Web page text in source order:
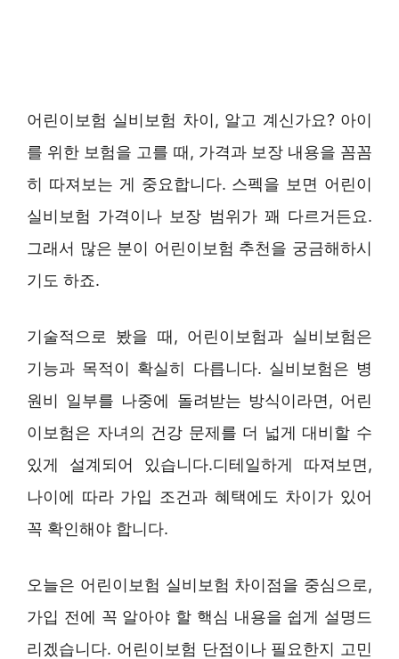
어린이보험 실비보험 차이, 알고 계신가요? 아이
를 위한 보험을 고를 때, 가격과 보장 내용을 꼼꼼
히 따져보는 게 중요합니다. 스펙을 보면 어린이
실비보험 가격이나 보장 범위가 꽤 다르거든요.
그래서 많은 분이 어린이보험 추천을 궁금해하시
기도 하죠.
기술적으로 봤을 때, 어린이보험과 실비보험은
기능과 목적이 확실히 다릅니다. 실비보험은 병
원비 일부를 나중에 돌려받는 방식이라면, 어린
이보험은 자녀의 건강 문제를 더 넓게 대비할 수
있게 설계되어 있습니다.디테일하게 따져보면,
나이에 따라 가입 조건과 혜택에도 차이가 있어
꼭 확인해야 합니다.
오늘은 어린이보험 실비보험 차이점을 중심으로,
가입 전에 꼭 알아야 할 핵심 내용을 쉽게 설명드
리겠습니다. 어린이보험 단점이나 필요한지 고민